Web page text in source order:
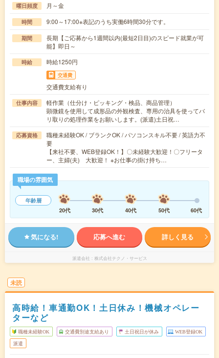
曜日頻度 月～金
時間 9:00～17:00※表記のうち実働6時間30分です。
期間
長期【ご応募から1週間以内(最短2日目)のスピード就業が可
能】即日～
時給 時給1250円
交通費
交通費支給有り
仕事内容
軽作業（仕分け・ピッキング・検品、商品管理）
顕微鏡を使用して成形品の外観検査、専用の治具を使ってバ
リ取りの処理作業をお願いします。(派遣)土日祝…
応募資格
職種未経験OK / ブランクOK / パソコンスキル不要 / 英語力不
要
【来社不要、WEB登録OK！】〇未経験大歓迎！〇フリータ
ー、主婦(夫) 大歓迎！ ※お仕事の掛け持ち…
職場の雰囲気
年齢層
20代
30代 40代 50代 60代
気になる! 応募へ進む 詳しく見る
派遣会社 株式会社テクノ・サービス
未読
高時給！車通勤OK！土日休み！機械オペレー
ターなど
職種未経験OK 交通費別途支給あり 土日祝日が休み WEB登録OK
派遣